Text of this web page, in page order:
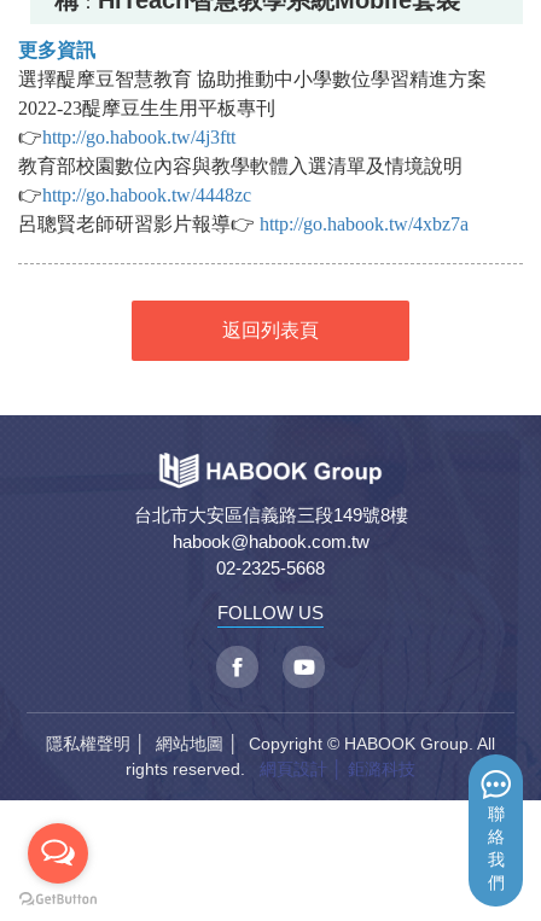
更多資訊
選擇醍摩豆智慧教育 協助推動中小學數位學習精進方案
2022-23醍摩豆生生用平板專刊
👉http://go.habook.tw/4j3ftt
教育部校園數位內容與教學軟體入選清單及情境說明
👉http://go.habook.tw/4448zc
呂聰賢老師研習影片報導👉 http://go.habook.tw/4xbz7a
返回列表頁
聯
絡
我
們
台北市大安區信義路三段149號8樓
habook@habook.com.tw
02-2325-5668
FOLLOW US
隱私權聲明 網站地圖 │ Copyright © HABOOK Group. All
rights reserved. 網頁設計 │ 鉅潞科技